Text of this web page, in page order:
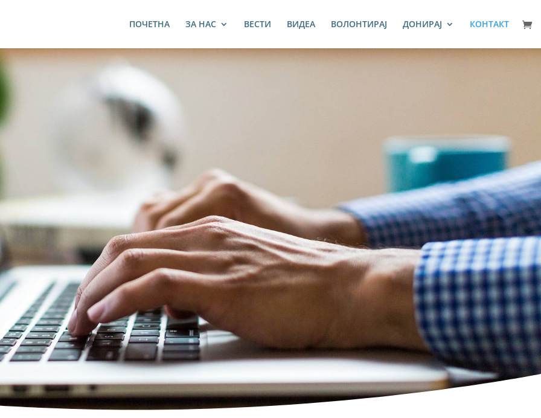
ПОЧЕТНА ЗА НАС ВЕСТИ ВИДЕА ВОЛОНТИРАЈ ДОНИРАЈ КОНТАКТ